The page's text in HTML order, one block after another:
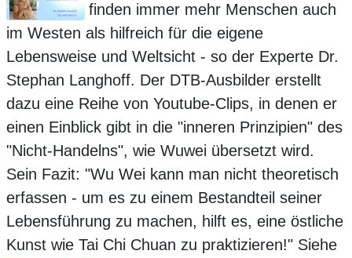
finden immer mehr Menschen auch
im Westen als hilfreich für die eigene
Lebensweise und Weltsicht - so der Experte Dr.
Stephan Langhoff. Der DTB-Ausbilder erstellt
dazu eine Reihe von Youtube-Clips, in denen er
einen Einblick gibt in die "inneren Prinzipien" des
"Nicht-Handelns", wie Wuwei übersetzt wird.
Sein Fazit: "Wu Wei kann man nicht theoretisch
erfassen - um es zu einem Bestandteil seiner
Lebensführung zu machen, hilft es, eine östliche
Kunst wie Tai Chi Chuan zu praktizieren!" Siehe